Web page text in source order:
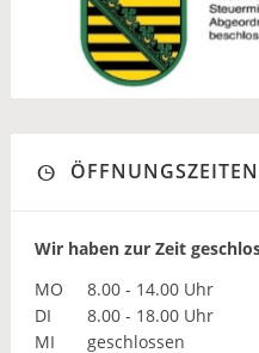
Wir haben zur Zeit
MO
8.00 - 14.00 Uhr
DI
8.00 - 18.00 Uhr
MI
geschlossen